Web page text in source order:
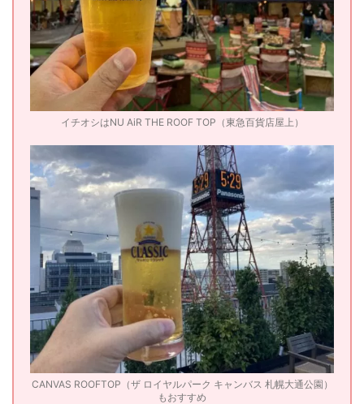
イチオシはNU AiR THE ROOF TOP（東急百貨店屋上）
CANVAS ROOFTOP（ザ ロイヤルパーク キャンバス 札幌大通公園）
もおすすめ